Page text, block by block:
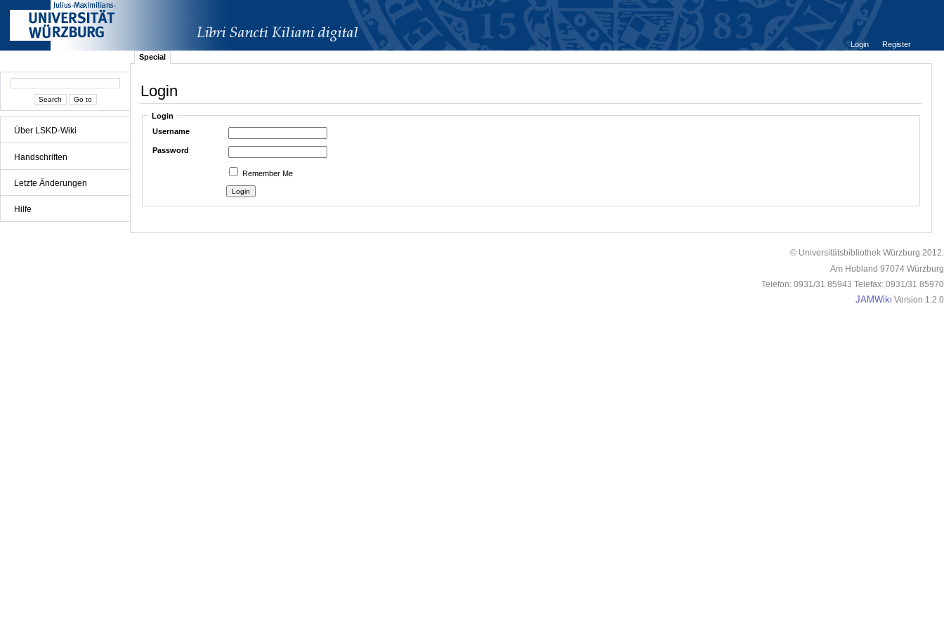
Über LSKD-Wiki
Handschriften
Letzte Änderungen
Hilfe
Login
Register
Special
Login
Login
Username
Password
Remember Me
© Universitätsbibliothek Würzburg 2012.
Am Hubland 97074 Würzburg
Telefon: 0931/31 85943 Telefax: 0931/31 85970
JAMWiki Version 1.2.0